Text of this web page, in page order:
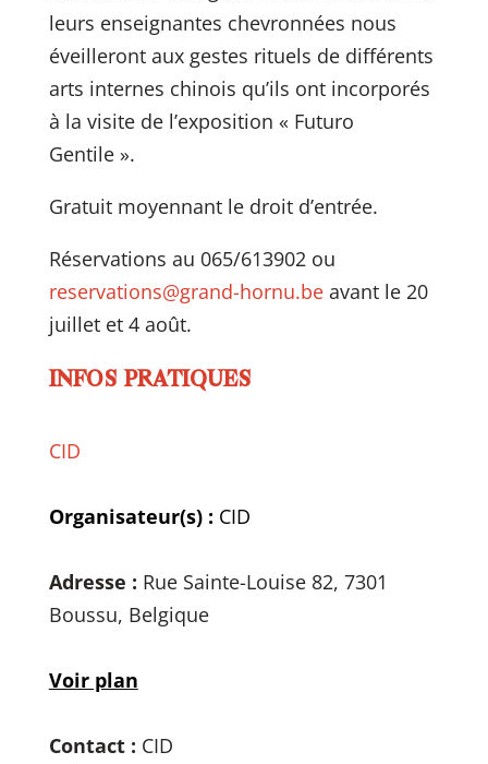
leurs enseignantes chevronnées nous
éveilleront aux gestes rituels de différents
arts internes chinois qu’ils ont incorporés
à la visite de l’exposition « Futuro
Gentile ».
Gratuit moyennant le droit d’entrée.
Réservations au 065/613902 ou
reservations@grand-hornu.beavant le 20
juillet et 4 août.
INFOS PRATIQUES
CID
Organisateur(s) : CID
Adresse : Rue Sainte-Louise 82, 7301
Boussu, Belgique
Voir plan
Contact : CID